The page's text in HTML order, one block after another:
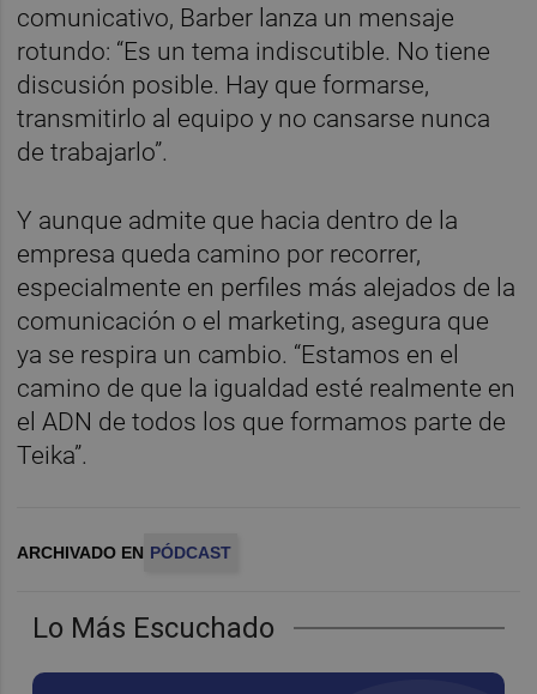
Lo Más Escuchado
comunicativo, Barber lanza un mensaje
rotundo: “Es un tema indiscutible. No tiene
discusión posible. Hay que formarse,
transmitirlo al equipo y no cansarse nunca
de trabajarlo”.
Y aunque admite que hacia dentro de la
empresa queda camino por recorrer,
especialmente en perfiles más alejados de la
comunicación o el marketing, asegura que
ya se respira un cambio. “Estamos en el
camino de que la igualdad esté realmente en
el ADN de todos los que formamos parte de
Teika”.
ARCHIVADO EN PÓDCAST